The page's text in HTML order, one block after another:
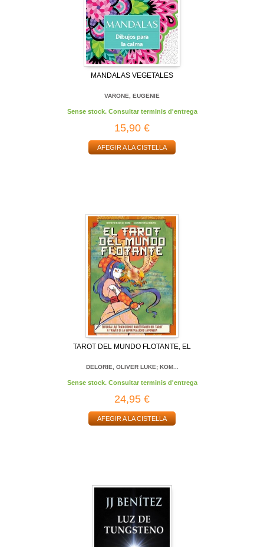
MANDALAS VEGETALES
VARONE, EUGENIE
Sense stock. Consultar terminis d'entrega
15,90 €
AFEGIR A LA CISTELLA
TAROT DEL MUNDO FLOTANTE, EL
DELORIE, OLIVER LUKE; KOM...
Sense stock. Consultar terminis d'entrega
24,95 €
AFEGIR A LA CISTELLA